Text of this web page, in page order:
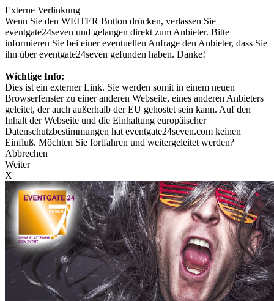
Externe Verlinkung
Wenn Sie den WEITER Button drücken, verlassen Sie
eventgate24seven und gelangen direkt zum Anbieter. Bitte
informieren Sie bei einer eventuellen Anfrage den Anbieter, dass Sie
ihn über eventgate24seven gefunden haben. Danke!
Wichtige Info:
Dies ist ein externer Link. Sie werden somit in einem neuen
Browserfenster zu einer anderen Webseite, eines anderen Anbieters
geleitet, der auch außerhalb der EU gehostet sein kann. Auf den
Inhalt der Webseite und die Einhaltung europäischer
Datenschutzbestimmungen hat eventgate24seven.com keinen
Einfluß. Möchten Sie fortfahren und weitergeleitet werden?
Abbrechen
Weiter
X